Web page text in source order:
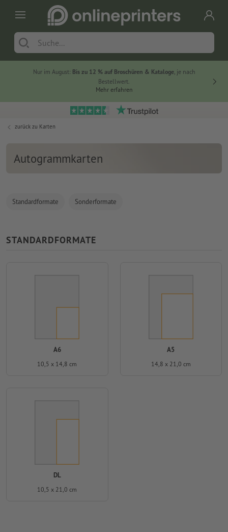
Nur im August: Bis zu 12 % auf Broschüren & Kataloge, je nach
Bestellwert.
Mehr erfahren
zurück zu Karten
Autogrammkarten
Standardformate Sonderformate
STANDARDFORMATE
A6
10,5 x 14,8 cm
A5
14,8 x 21,0 cm
DL
10,5 x 21,0 cm